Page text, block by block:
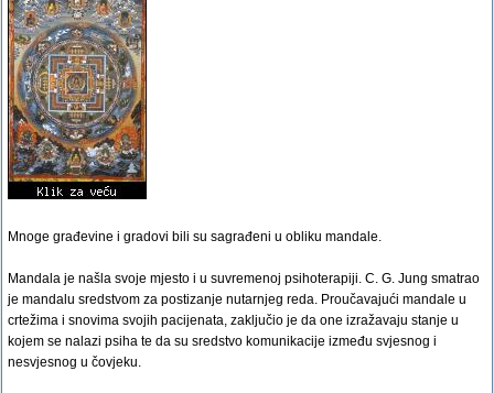
Mnoge građevine i gradovi bili su sagrađeni u obliku mandale.
Mandala je našla svoje mjesto i u suvremenoj psihoterapiji. C. G. Jung smatrao
je mandalu sredstvom za postizanje nutarnjeg reda. Proučavajući mandale u
crtežima i snovima svojih pacijenata, zaključio je da one izražavaju stanje u
kojem se nalazi psiha te da su sredstvo komunikacije između svjesnog i
nesvjesnog u čovjeku.